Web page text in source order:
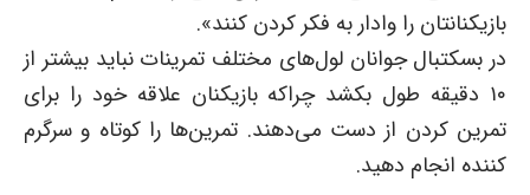
بازیکنانتان را وادار به فکر کردن کنند».
در بسکتبال جوانان لول‌های مختلف تمرینات نباید بیشتر از
۱۰ دقیقه طول بکشد چراکه بازیکنان علاقه خود را برای
تمرین کردن از دست می‌دهند. تمرین‌ها را کوتاه و سرگرم
کننده انجام دهید.